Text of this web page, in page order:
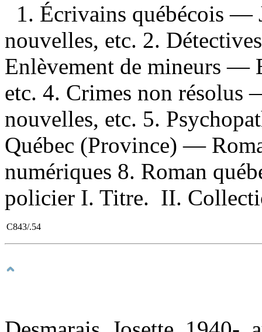
1. Écrivains québécois
nouvelles, etc. 2.
Enlèvement de mineurs —
etc. 4. Crimes non
nouvelles, etc. 5.
Québec (Province) —
numériques 8. Roman
policier I. Titre. II.
C843/.54